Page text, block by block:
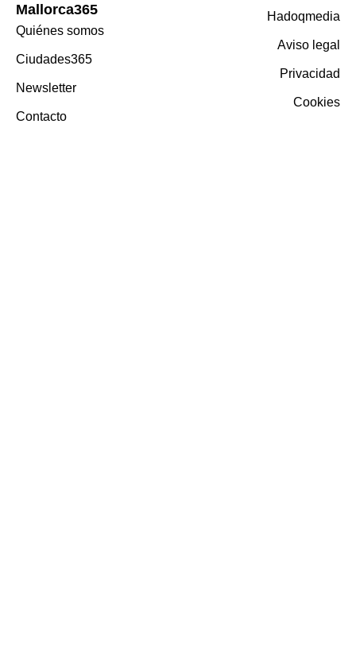
Hadoqmedia
Aviso legal
Privacidad
Cookies
Mallorca365
Quiénes somos
Ciudades365
Newsletter
Contacto